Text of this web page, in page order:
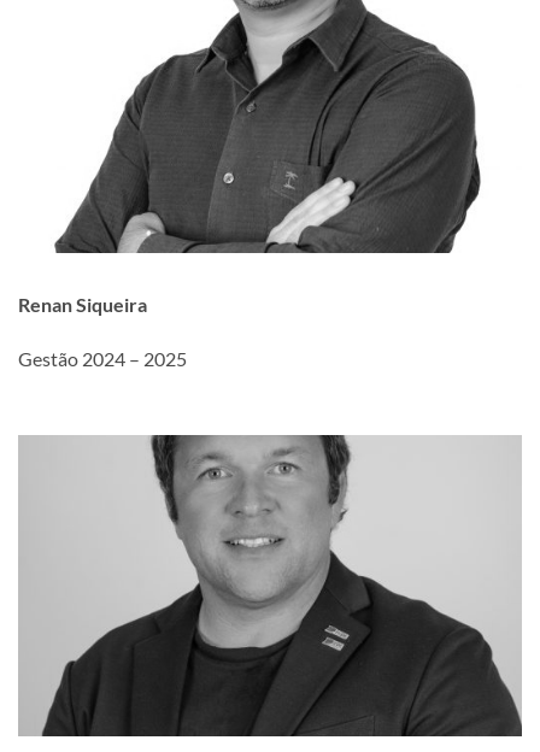
Renan Siqueira
Gestão 2024 – 2025